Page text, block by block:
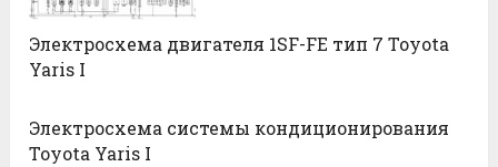
Электросхема двигателя 1SF-FE тип 7 Toyota
Yaris I
Электросхема системы кондиционирования
Toyota Yaris I